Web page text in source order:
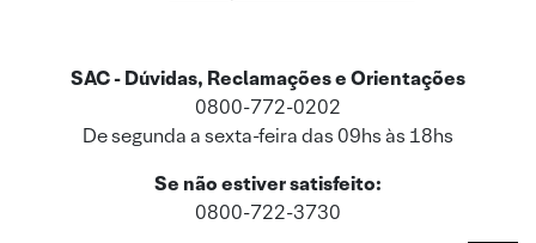
SAC - Dúvidas, Reclamações e Orientações
0800-772-0202
De segunda a sexta-feira das 09hs às 18hs
Se não estiver satisfeito:
0800-722-3730